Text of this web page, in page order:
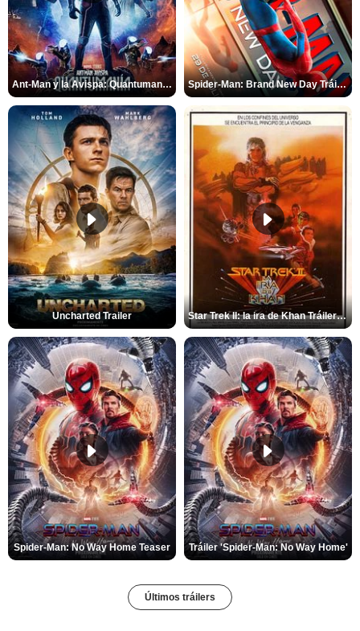
Ant-Man y la Avispa: Quantumanía Tráiler (2) Spider-Man: Brand New Day Tráiler (3)
Uncharted Trailer Star Trek II: la ira de Khan Tráiler VO
Spider-Man: No Way Home Teaser Tráiler 'Spider-Man: No Way Home'
Últimos tráilers